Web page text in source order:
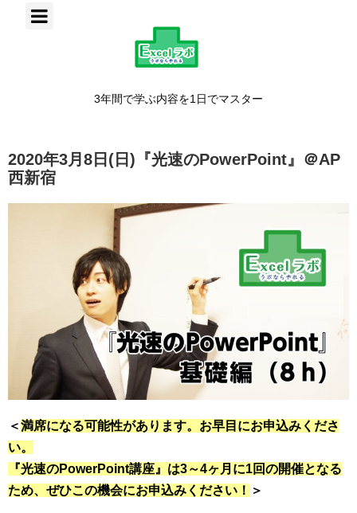
3年間で学ぶ内容を1日でマスター
2020年3月8日(日)『光速のPowerPoint』＠AP
西新宿
＜満席になる可能性があります。お早目にお申込みくださ
い。
『光速のPowerPoint講座』は3～4ヶ月に1回の開催となる
ため、ぜひこの機会にお申込みください！ ＞